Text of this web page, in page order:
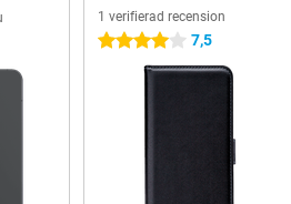
1 verifierad recension
4 stjärnor 7,5